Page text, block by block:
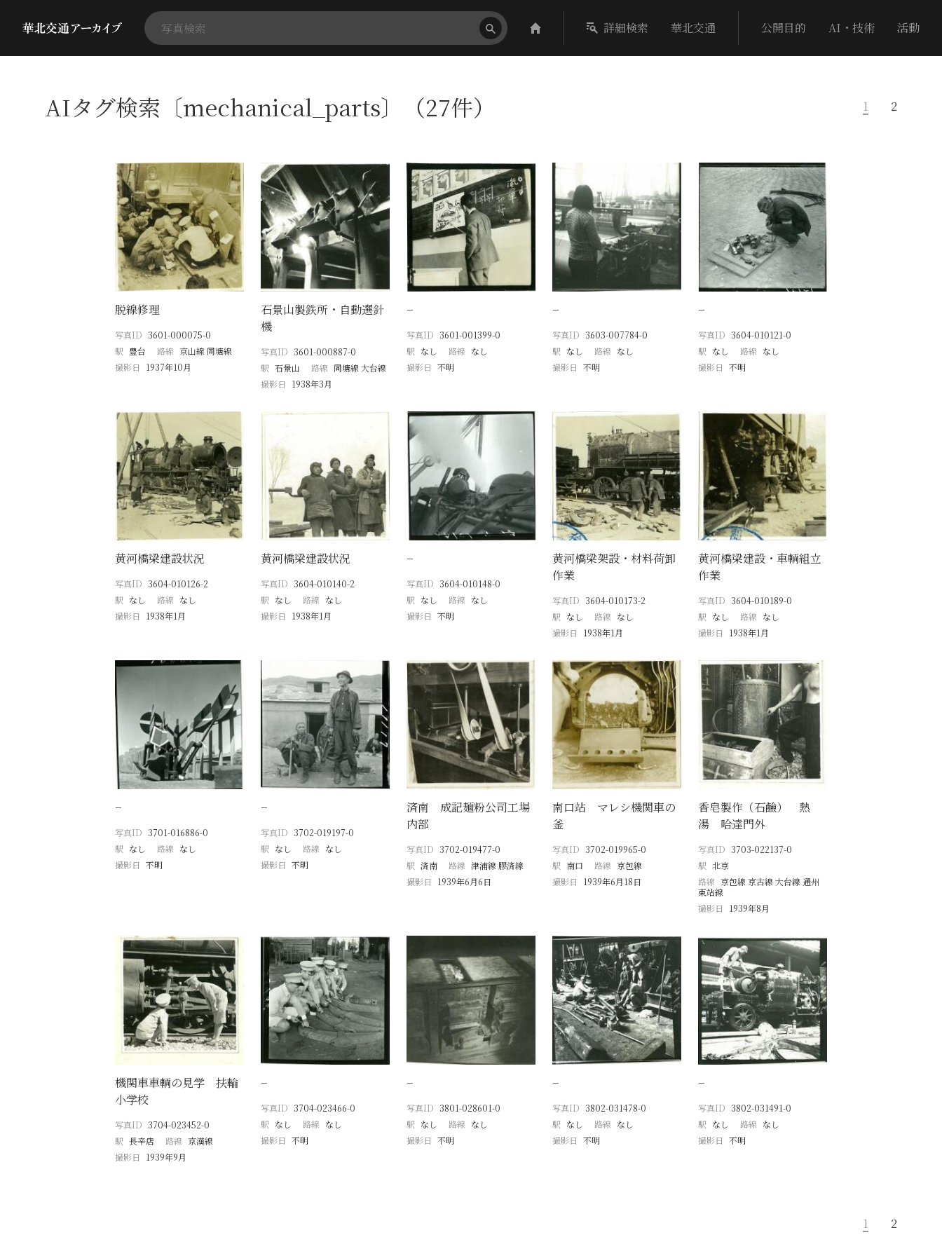
詳細検索 華北交通 公開目的 AI・技術 活動
AIタグ検索〔mechanical_parts〕（27件） 1 2
脱線修理
写真ID 3601-000075-0
駅 豊台 路線 京山線 同塘線
撮影日
1937年10月
石景山製鉄所・自動選針
機
写真ID 3601-000887-0
駅 石景山 路線 同塘線 大台線
撮影日
1938年3月
−
写真ID 3601-001399-0
駅 なし 路線 なし
撮影日 不明
−
写真ID 3603-007784-0
駅 なし 路線 なし
撮影日 不明
−
写真ID 3604-010121-0
駅 なし 路線 なし
撮影日 不明
黄河橋梁建設状況
写真ID 3604-010126-2
駅 なし 路線 なし
撮影日
1938年1月
黄河橋梁建設状況
写真ID 3604-010140-2
駅 なし 路線 なし
撮影日
1938年1月
−
写真ID 3604-010148-0
駅 なし 路線 なし
撮影日 不明
黄河橋梁架設・材料荷卸
作業
写真ID 3604-010173-2
駅 なし 路線 なし
撮影日
1938年1月
黄河橋梁建設・車輌組立
作業
写真ID 3604-010189-0
駅 なし 路線 なし
撮影日
1938年1月
−
写真ID 3701-016886-0
駅 なし 路線 なし
撮影日 不明
−
写真ID 3702-019197-0
駅 なし 路線 なし
撮影日 不明
済南 成記麺粉公司工場
内部
写真ID 3702-019477-0
駅 済南 路線 津浦線 膠済線
撮影日
1939年6月6日
南口站 マレシ機関車の
釜
写真ID 3702-019965-0
駅 南口 路線 京包線
撮影日
1939年6月18日
香皂製作（石鹼） 熱
湯 哈達門外
写真ID 3703-022137-0
駅 北京
路線 京包線 京古線 大台線 通州
東站線
撮影日
1939年8月
機関車車輌の見学 扶輪
小学校
写真ID 3704-023452-0
駅 長辛店 路線 京漢線
撮影日
1939年9月
−
写真ID 3704-023466-0
駅 なし 路線 なし
撮影日 不明
−
写真ID 3801-028601-0
駅 なし 路線 なし
撮影日 不明
−
写真ID 3802-031478-0
駅 なし 路線 なし
撮影日 不明
−
写真ID 3802-031491-0
駅 なし 路線 なし
撮影日 不明
1 2